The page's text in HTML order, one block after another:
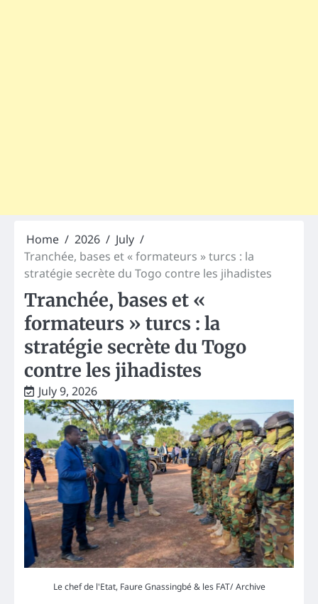
Home 2026
July
Tranchée, bases et « formateurs » turcs : la
stratégie secrète du Togo contre les jihadistes
Tranchée, bases et «
formateurs » turcs : la
stratégie secrète du Togo
contre les jihadistes
July 9, 2026
Le chef de l'Etat, Faure Gnassingbé & les FAT/ Archive